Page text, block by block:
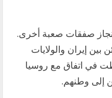
صفقات صعبة أخرى.
إيران والولايات
في اتفاق مع روسيا
إلى وطنهم.